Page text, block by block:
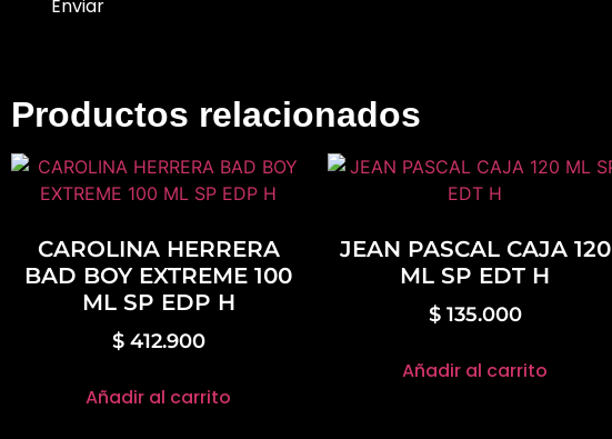
Productos relacionados
CAROLINA HERRERA
BAD BOY EXTREME 100
ML SP EDP H
$412.900
Añadir al carrito
JEAN PASCAL CAJA 120
ML SP EDT H
$135.000
Añadir al carrito